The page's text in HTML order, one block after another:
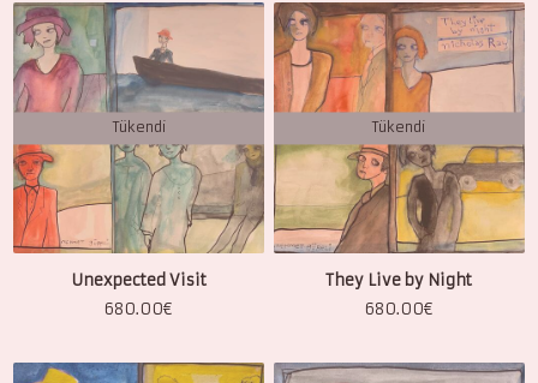
Tükendi
Unexpected Visit
680.00€
Tükendi
They Live by Night
680.00€